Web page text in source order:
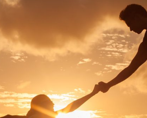
ma poche che li ringrazino e siano
cerchi qualcuno che gli insegni, in questo modo
commettere errori e va a finire male. Impara ad
Yamamoto Tsunetomo